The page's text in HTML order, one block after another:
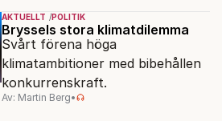
med transpersoner", säger
ordföranden Linn Saarinen.
AKTUELLT POLITIK
Bryssels stora klimatdilemma
Svårt förena höga
klimatambitioner med bibehållen
konkurrenskraft.
Av: Martin Berg•